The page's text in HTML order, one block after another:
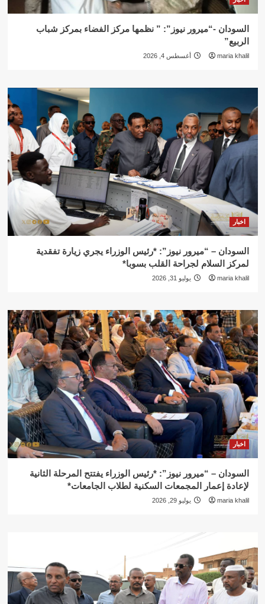
السودان -“ميرور نيوز”: ” نظمها مركز الفضاء بمركز شباب
الربيع”
maria khalil أغسطس 4, 2026
اخبار
السودان – “ميرور نيوز”: *رئيس الوزراء يجري زيارة تفقدية
لمركز السلام لجراحة القلب بسوبا*
maria khalil يوليو 31, 2026
اخبار
السودان – “ميرور نيوز”: *رئيس الوزراء يفتتح المرحلة الثانية
لإعادة إعمار المجمعات السكنية لطلاب الجامعات*
maria khalil يوليو 29, 2026